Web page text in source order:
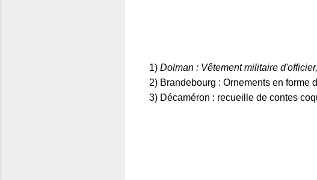
1) Dolman : Vêtement militaire
2) Brandebourg : Ornements en forme
3) Décaméron : recueille de contes